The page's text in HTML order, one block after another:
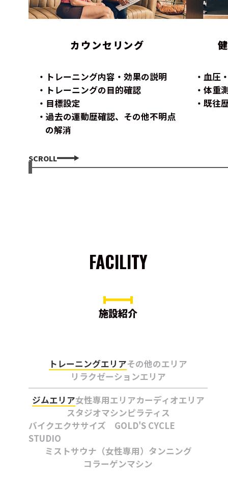
カウンセリング
トレーニング内容・効果の説明
トレーニングの目的確認
目標設定
過去の運動歴確認、その他不明点
の解消
血圧
体重
既往
SCROLL
FACILITY
施設紹介
トレーニングエリアその他のエリア
リラクゼーションエリア
ジムエリア女性専用エリアカーディオエリア
スタジオマシンピラティス
バイクエクササイズ GOLD'S CYCLE
STUDIO
ミストサウナ（女性専用） タンニング
コラーゲンマシン